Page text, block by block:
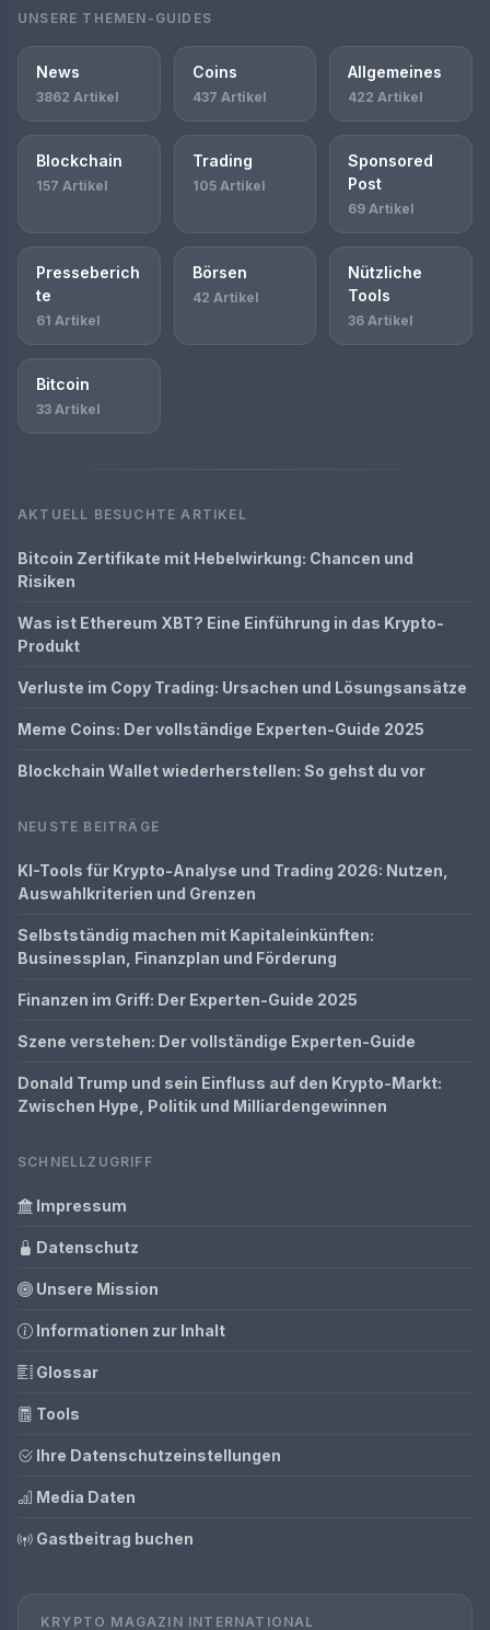
UNSERE THEMEN-GUIDES
News
3862 Artikel
Coins
437 Artikel
Allgemeines
422 Artikel
Blockchain
157 Artikel
Trading
105 Artikel
Sponsored
Post
69 Artikel
Presseberich
te
61 Artikel
Börsen
42 Artikel
Nützliche
Tools
36 Artikel
Bitcoin
33 Artikel
AKTUELL BESUCHTE ARTIKEL
Bitcoin Zertifikate mit Hebelwirkung: Chancen und
Risiken
Was ist Ethereum XBT? Eine Einführung in das Krypto-
Produkt
Verluste im Copy Trading: Ursachen und Lösungsansätze
Meme Coins: Der vollständige Experten-Guide 2025
Blockchain Wallet wiederherstellen: So gehst du vor
NEUSTE BEITRÄGE
KI-Tools für Krypto-Analyse und Trading 2026: Nutzen,
Auswahlkriterien und Grenzen
Selbstständig machen mit Kapitaleinkünften:
Businessplan, Finanzplan und Förderung
Finanzen im Griff: Der Experten-Guide 2025
Szene verstehen: Der vollständige Experten-Guide
Donald Trump und sein Einfluss auf den Krypto-Markt:
Zwischen Hype, Politik und Milliardengewinnen
SCHNELLZUGRIFF
Impressum
Datenschutz
Unsere Mission
Informationen zur Inhalt
Glossar
Tools
Ihre Datenschutzeinstellungen
Media Daten
Gastbeitrag buchen
KRYPTO MAGAZIN INTERNATIONAL